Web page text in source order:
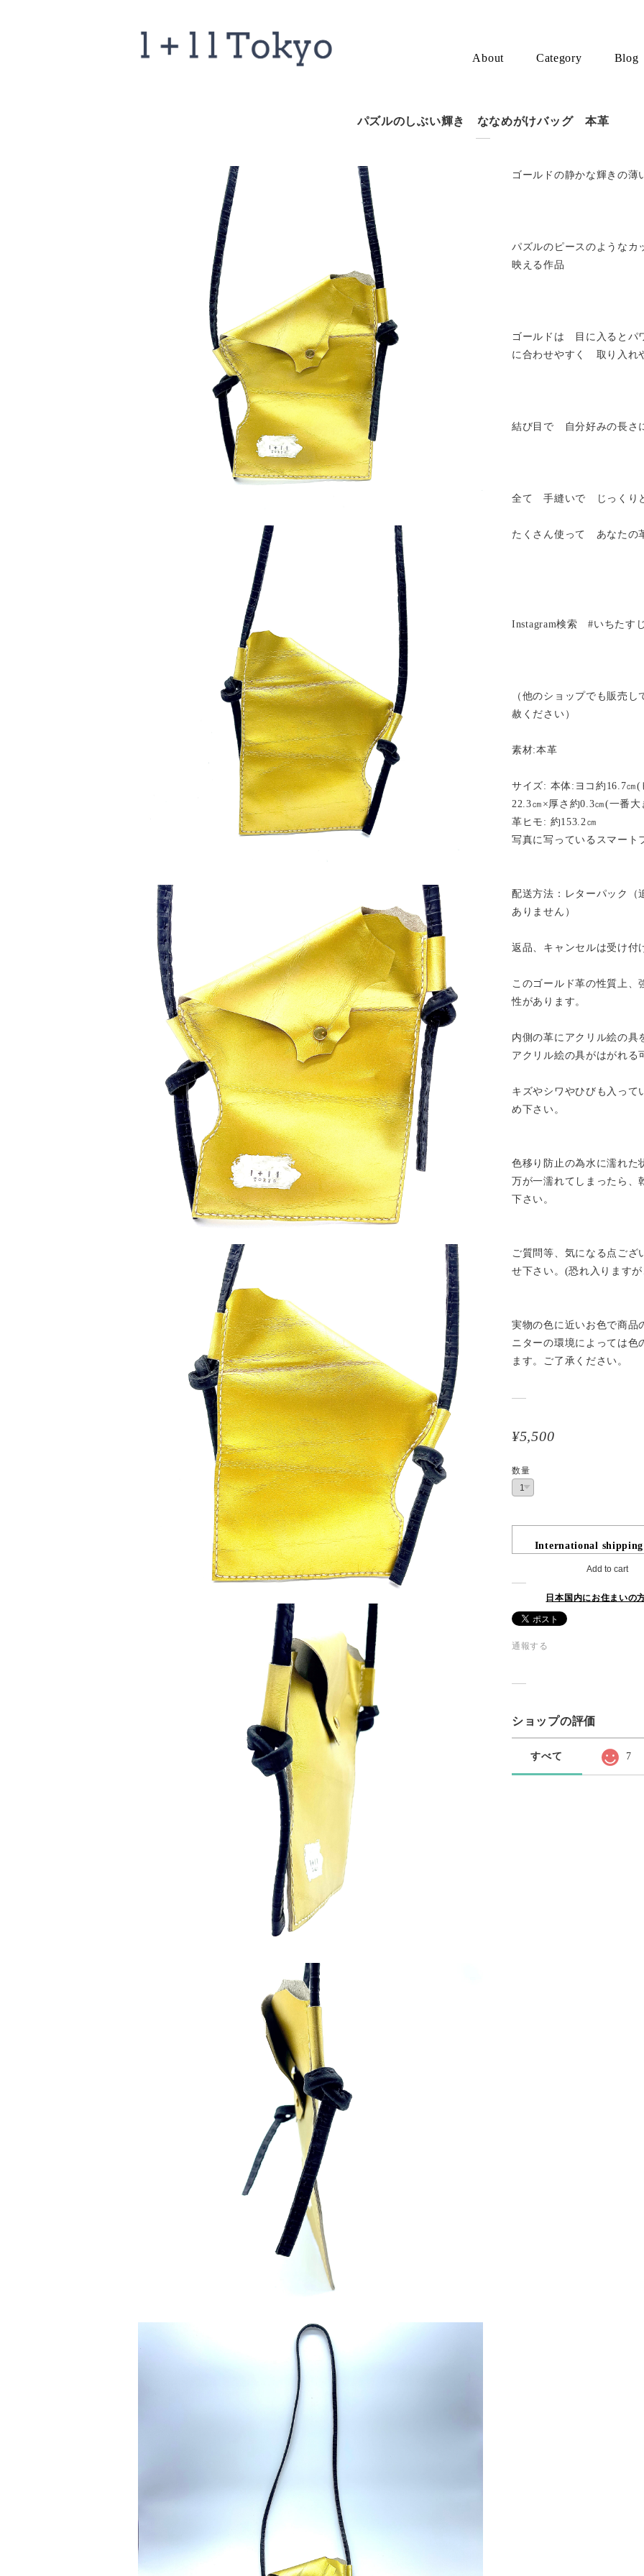
About Category Blog
パズルのしぶい輝き ななめがけバッグ 本革
ゴールドの静かな輝きの
パズルのピースのような
映える作品
ゴールドは 目に入るとパ
に合わせやすく 取り入れ
結び目で 自分好みの長さ
全て 手縫いで じっくり
たくさん使って あなたの
Instagram検索 #いちたす
（他のショップでも販売
赦ください）
素材:本革
サイズ: 本体:ヨコ約16.7㎝
22.3㎝×厚さ約0.3㎝(一番
革ヒモ: 約153.2㎝
写真に写っているスマート
配送方法：レターパック（
ありません）
返品、キャンセルは受け付
このゴールド革の性質上、
性があります。
内側の革にアクリル絵の具
アクリル絵の具がはがれる
キズやシワやひびも入って
め下さい。
色移り防止の為水に濡れた
万が一濡れてしまったら、
下さい。
ご質問等、気になる点ござ
せ下さい。(恐れ入ります
実物の色に近いお色で商品
ニターの環境によっては色
ます。ご了承ください。
¥5,500
数量
International
Add to cart
日本国内にお住まいの
通報する
ショップの評価
すべて 7